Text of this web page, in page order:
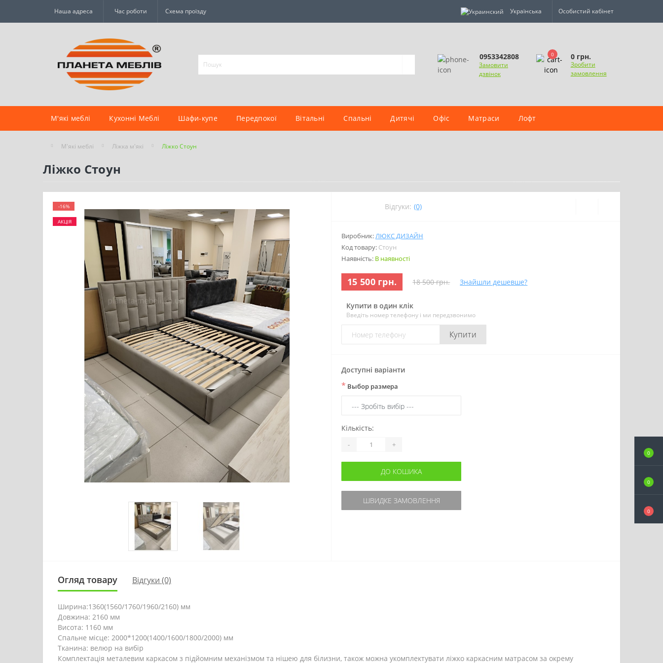
0
0
0
Наша адреса Час роботи Схема проїзду Українська Особистий кабінет
0953342808
Замовити
дзвінок
0 0 грн.
Зробити
замовлення
М'які меблі Кухонні Меблі Шафи-купе Передпокої Вітальні Спальні Дитячі Офіс Матраси Лофт
М'які меблі Ліжка м'які Ліжко Стоун
Ліжко Стоун
-16%
АКЦІЯ
Відгуки: (0)
Виробник:ЛЮКС ДИЗАЙН
Код товару: Стоун
Наявність: В наявності
15 500 грн. 18 500 грн. Знайшли дешевше?
Купити в один клік
Введіть номер телефону і ми передзвонимо
Купити
Доступні варіанти
* Выбор размера
Кількість:
- +
ДО КОШИКА
ШВИДКЕ ЗАМОВЛЕННЯ
Огляд товару Відгуки (0)
Ширина:1360(1560/1760/1960/2160) мм
Довжина: 2160 мм
Висота: 1160 мм
Спальне місце: 2000*1200(1400/1600/1800/2000) мм
Тканина: велюр на вибір
Комплектація металевим каркасом з підйомним механізмом та нішею для білизни, також можна укомплектувати ліжко каркасним матрасом за окрему